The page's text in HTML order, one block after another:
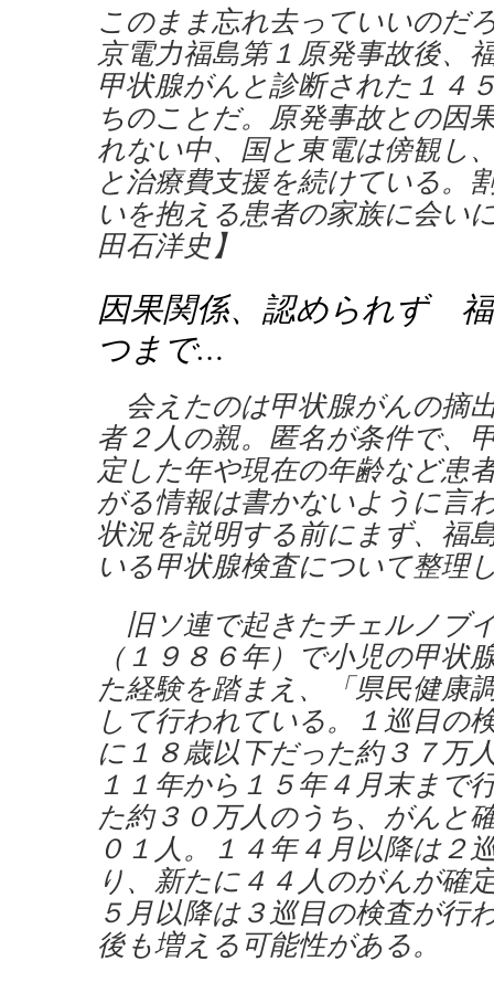
このまま忘れ去っていいのだ
京電力福島第１原発事故後、
甲状腺がんと診断された１４
ちのことだ。原発事故との因
れない中、国と東電は傍観し
と治療費支援を続けている。
いを抱える患者の家族に会い
田石洋史】
因果関係、認められず
つまで…
会えたのは甲状腺がんの摘
者２人の親。匿名が条件で、
定した年や現在の年齢など患
がる情報は書かないように言
状況を説明する前にまず、福
いる甲状腺検査について整理
旧ソ連で起きたチェルノブ
（１９８６年）で小児の甲状
た経験を踏まえ、「県民健康
して行われている。１巡目の
に１８歳以下だった約３７万
１１年から１５年４月末まで
た約３０万人のうち、がんと
０１人。１４年４月以降は２
り、新たに４４人のがんが確
５月以降は３巡目の検査が行
後も増える可能性がある。